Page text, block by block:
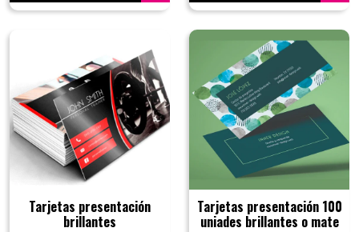
Tarjetas presentación
brillantes
Tarjetas presentación 100
uniades brillantes o mate